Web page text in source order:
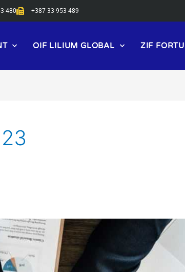
480 +387 33 953 489
OIF LILIUM GLOBAL ZIF